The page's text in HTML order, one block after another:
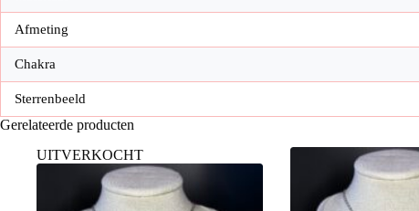
Afmeting
Chakra
Sterrenbeeld
Gerelateerde producten
UITVERKOCHT